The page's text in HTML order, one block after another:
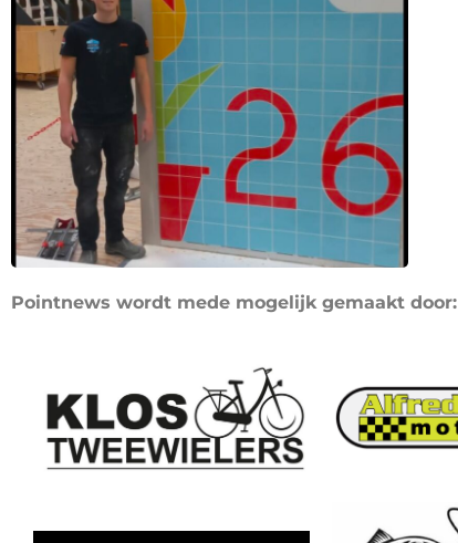
Pointnews wordt mede mogelijk gemaakt door: